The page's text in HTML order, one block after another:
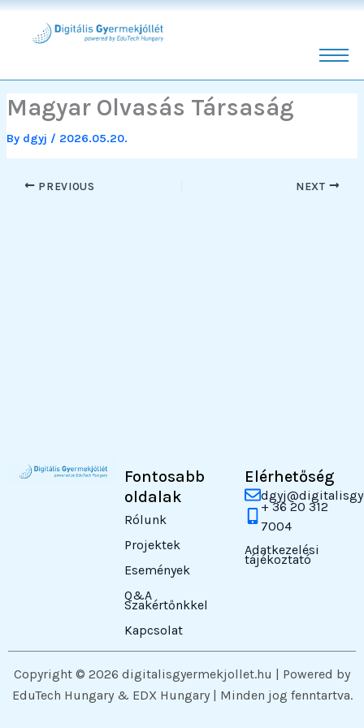
Skip
content
Magyar Olvasás Társaság
By dgyj / 2026.05.20.
PREVIOUS NEXT
Fontosabb
oldalak
Rólunk
Projektek
Események
Q&A
Szakértőnkkel
Kapcsolat
Elérhetőség
+ 36 20 312
7004
Adatkezelési
tájékoztató
Copyright © 2026 digitalisgyermekjollet.hu | Powered by
EduTech Hungary & EDX Hungary | Minden jog fenntartva.